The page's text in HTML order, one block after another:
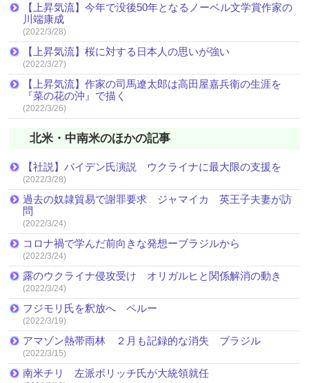
【上昇気流】今年で没後50年となるノーベル文学賞作家の
川端康成
(2022/3/28)
【上昇気流】桜に対する日本人の思いが強い
(2022/3/27)
【上昇気流】作家の司馬遼太郎は高田屋嘉兵衛の生涯を
『菜の花の沖』で描く
(2022/3/26)
北米・中南米のほかの記事
【社説】バイデン氏演説 ウクライナに最大限の支援を
(2022/3/28)
過去の奴隷貿易で謝罪要求 ジャマイカ 英王子夫妻が訪
問
(2022/3/24)
コロナ禍で学んだ前向きな発想ーブラジルから
(2022/3/24)
露のウクライナ侵攻受け オリガルヒと関係解消の動き
(2022/3/24)
フジモリ氏を釈放へ ペルー
(2022/3/19)
アマゾン熱帯雨林 ２月も記録的な消失 ブラジル
(2022/3/15)
南米チリ 左派ボリッチ氏が大統領就任